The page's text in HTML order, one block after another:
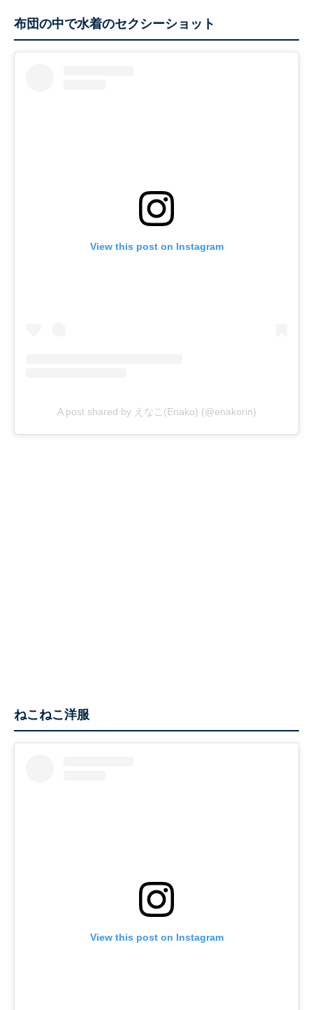
布団の中で水着のセクシーショット
View this post on Instagram
A post shared by えなこ(Enako) (@enakorin)
ねこねこ洋服
View this post on Instagram